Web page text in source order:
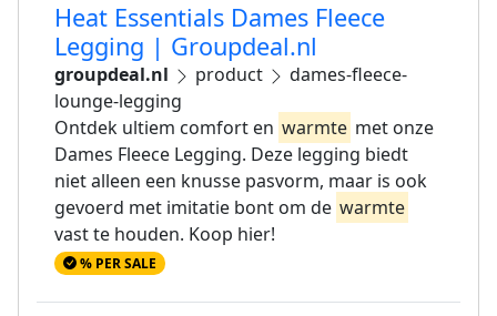
Heat Essentials Dames Fleece
Legging | Groupdeal.nl
groupdeal.nl product
dames-fleece-
lounge-legging
Ontdek ultiem comfort en warmte met onze
Dames Fleece Legging. Deze legging biedt
niet alleen een knusse pasvorm, maar is ook
gevoerd met imitatie bont om de warmte
vast te houden. Koop hier!
% PER SALE